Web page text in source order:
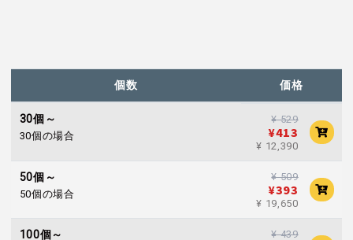
個数 価格
30個～
30個の場合
¥ 529
¥413
¥ 12,390
50個～
50個の場合
¥ 509
¥393
¥ 19,650
100個～ ¥ 439